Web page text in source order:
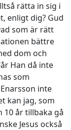
rätta in sig i
enligt dig? Gud
som är rätt
bättre
dom och
Han då inte
som
inte
kan jag, som
år tillbaka gå
Jesus också